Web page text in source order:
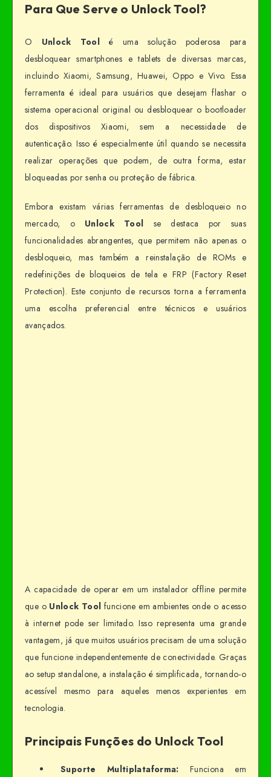
Para Que Serve o Unlock Tool?
O Unlock Tool é uma solução poderosa para
desbloquear smartphones e tablets de diversas marcas,
incluindo Xiaomi, Samsung, Huawei, Oppo e Vivo. Essa
ferramenta é ideal para usuários que desejam flashar o
sistema operacional original ou desbloquear o bootloader
dos dispositivos Xiaomi, sem a necessidade de
autenticação. Isso é especialmente útil quando se necessita
realizar operações que podem, de outra forma, estar
bloqueadas por senha ou proteção de fábrica.
Embora existam várias ferramentas de desbloqueio no
mercado, o Unlock Tool se destaca por suas
funcionalidades abrangentes, que permitem não apenas o
desbloqueio, mas também a reinstalação de ROMs e
redefinições de bloqueios de tela e FRP (Factory Reset
Protection). Este conjunto de recursos torna a ferramenta
uma escolha preferencial entre técnicos e usuários
avançados.
A capacidade de operar em um instalador offline permite
que o Unlock Tool funcione em ambientes onde o acesso
à internet pode ser limitado. Isso representa uma grande
vantagem, já que muitos usuários precisam de uma solução
que funcione independentemente de conectividade. Graças
ao setup standalone, a instalação é simplificada, tornando-o
acessível mesmo para aqueles menos experientes em
tecnologia.
Principais Funções do Unlock Tool
Suporte Multiplataforma: Funciona em